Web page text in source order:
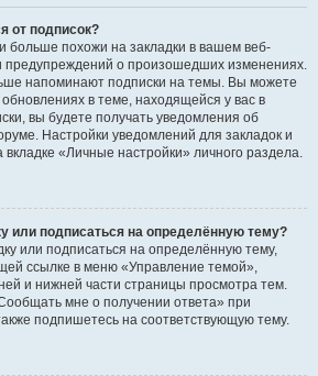
от подписок?
больше похожи на закладки в вашем веб-
предупреждений о произошедших изменениях.
напоминают подписки на темы. Вы можете
в теме, находящейся у вас в
вы будете получать уведомления об
Настройки уведомлений для закладок и
«Личные настройки» личного раздела.
или подписаться на определённую тему?
или подписаться на определённую тему,
ссылке в меню «Управление темой»,
и нижней части страницы просмотра тем.
мне о получении ответа» при
подпишетесь на соответствующую тему.